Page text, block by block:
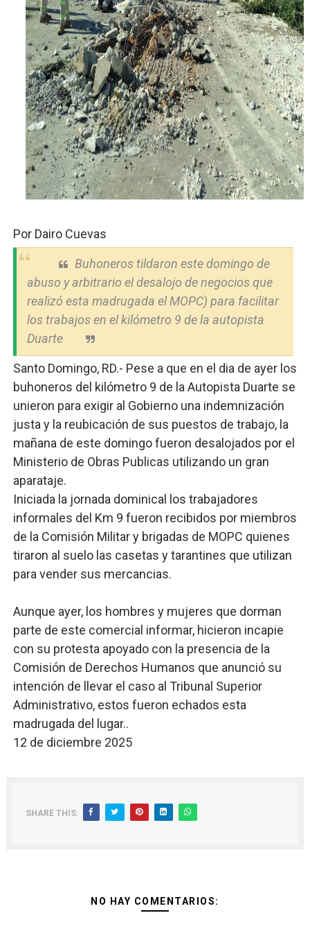
Candidato a presidente del Colegio de Notarios hace
Digecac realizará Primer Festival de Plantas 2026
Josefa Castillo: Liderazgo y Transformación Social al
Lee Ballester a los que se forman como agentes
Operativo Interinstitucional “Compromiso Ambiental
Por Dairo Cuevas
Buhoneros tildaron este domingo de
abuso y arbitrario el desalojo de negocios que
realizó esta madrugada el MOPC) para facilitar
los trabajos en el kilómetro 9 de la autopista
Duarte
Santo Domingo, RD.- Pese a que en el dia de ayer los
buhoneros del kilómetro 9 de la Autopista Duarte se
unieron para exigir al Gobierno una indemnización
justa y la reubicación de sus puestos de trabajo, la
mañana de este domingo fueron desalojados por el
Ministerio de Obras Publicas utilizando un gran
aparataje.
Iniciada la jornada dominical los trabajadores
informales del Km 9 fueron recibidos por miembros
de la Comisión Military brigadas de MOPC quienes
tiraron al suelo las casetas y tarantines que utilizan
para vender sus mercancias.
Aunque ayer, los hombres y mujeres que dorman
parte de este comercial informar, hicieron incapie
con su protesta apoyado con la presencia de la
Comisión de Derechos Humanos que anunció su
intención de llevar el caso al Tribunal Superior
Administrativo, estos fueron echados esta
madrugada del lugar..
12 de diciembre 2025
SHARE THIS:
NO HAY COMENTARIOS: